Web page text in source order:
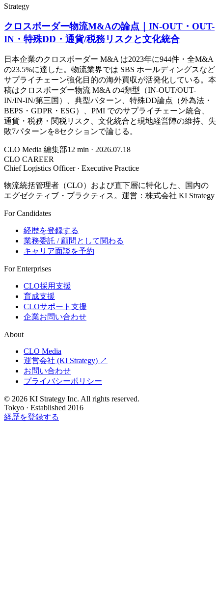
Strategy
クロスボーダー物流M&Aの論点｜IN-OUT・OUT-
IN・特殊DD・通貨/税務リスクと文化統合
日本企業のクロスボーダー M&A は2023年に944件・全M&A
の23.5%に達した。物流業界では SBS ホールディングスなど
サプライチェーン強化目的の海外買収が活発化している。本
稿はクロスボーダー物流 M&A の4類型（IN-OUT/OUT-
IN/IN-IN/第三国）、典型パターン、特殊DD論点（外為法・
BEPS・GDPR・ESG）、PMI でのサプライチェーン統合、
通貨・税務・関税リスク、文化統合と現地経営陣の維持、失
敗7パターンを8セクションで論じる。
CLO Media 編集部12 min · 2026.07.18
CLO CAREER
Chief Logistics Officer · Executive Practice
物流統括管理者（CLO）および直下層に特化した、国内の
エグゼクティブ・プラクティス。運営：株式会社 KI Strategy
For Candidates
経歴を登録する
業務委託 / 顧問として関わる
キャリア面談を予約
For Enterprises
CLO採用支援
育成支援
CLOサポート支援
企業お問い合わせ
About
CLO Media
運営会社 (KI Strategy) ↗
お問い合わせ
プライバシーポリシー
© 2026 KI Strategy Inc. All rights reserved.
Tokyo · Established 2016
経歴を登録する